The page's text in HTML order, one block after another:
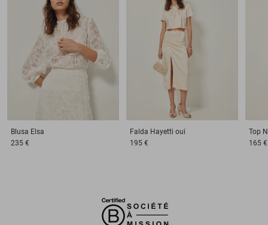
Blusa Elsa
235 €
Falda Hayetti oui
195 €
Top
165 €